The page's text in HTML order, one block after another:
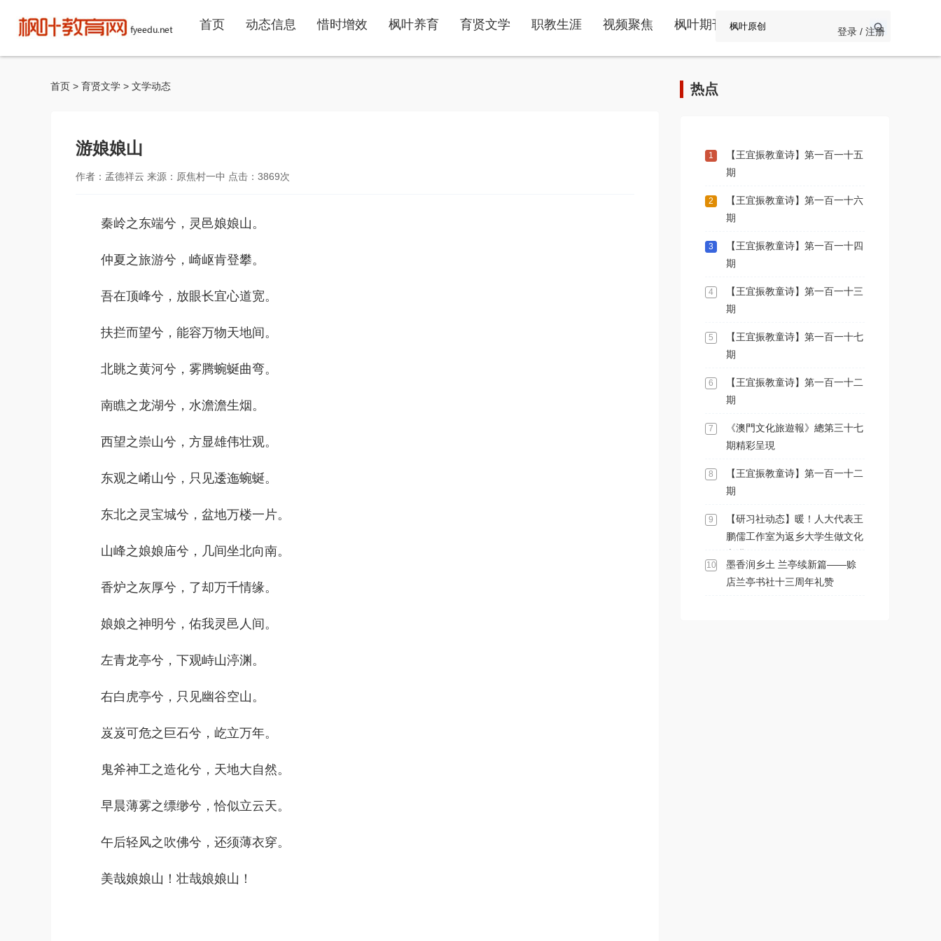
首页 动态信息 惜时增效 枫叶养育 育贤文学 职教生涯 视频聚焦 枫叶期刊 登录 / 注册
首页 > 育贤文学 > 文学动态
游娘娘山
作者：孟德祥云 来源：原焦村一中 点击： 3869次
秦岭之东端兮，灵邑娘娘山。
仲夏之旅游兮，崎岖肯登攀。
吾在顶峰兮，放眼长宜心道宽。
扶拦而望兮，能容万物天地间。
北眺之黄河兮，雾腾蜿蜒曲弯。
南瞧之龙湖兮，水澹澹生烟。
西望之崇山兮，方显雄伟壮观。
东观之崤山兮，只见逶迤蜿蜒。
东北之灵宝城兮，盆地万楼一片。
山峰之娘娘庙兮，几间坐北向南。
香炉之灰厚兮，了却万千情缘。
娘娘之神明兮，佑我灵邑人间。
左青龙亭兮，下观峙山渟渊。
右白虎亭兮，只见幽谷空山。
岌岌可危之巨石兮，屹立万年。
鬼斧神工之造化兮，天地大自然。
早晨薄雾之缥缈兮，恰似立云天。
午后轻风之吹佛兮，还须薄衣穿。
美哉娘娘山！壮哉娘娘山！
热点
1
【王宜振教童诗】第一百一十五
期
2
【王宜振教童诗】第一百一十六
期
3
【王宜振教童诗】第一百一十四
期
4
【王宜振教童诗】第一百一十三
期
5
【王宜振教童诗】第一百一十七
期
6
【王宜振教童诗】第一百一十二
期
7
《澳門文化旅遊報》總第三十七
期精彩呈現
8
【王宜振教童诗】第一百一十二
期
9
【研习社动态】暖！人大代表王
鹏儒工作室为返乡大学生做文化
10
墨香润乡土 兰亭续新篇——赊
店兰亭书社十三周年礼赞